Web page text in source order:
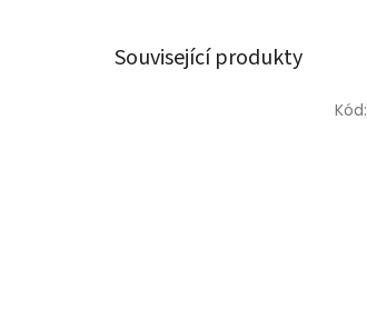
Související produkty
Kód: